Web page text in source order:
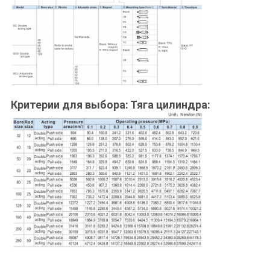
Критерии для выбора: Тяга цилиндра: